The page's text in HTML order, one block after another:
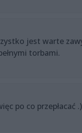
jest warte
torbami.
po co przepłacać